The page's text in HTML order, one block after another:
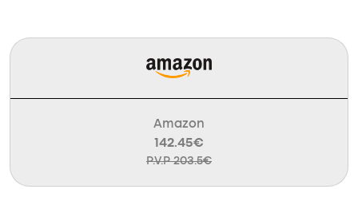
Amazon
142.45€
P.V.P 203.5€